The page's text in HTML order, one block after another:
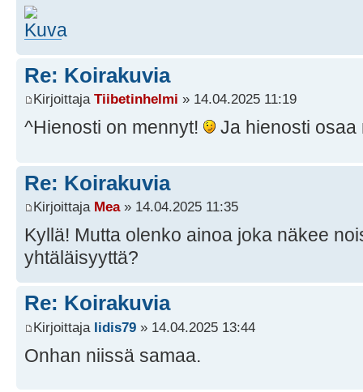
Re: Koirakuvia
Kirjoittaja Tiibetinhelmi » 14.04.2025 11:19
^Hienosti on mennyt! Ja hienosti
Re: Koirakuvia
Kirjoittaja Mea» 14.04.2025 11:35
Kyllä! Mutta olenko ainoa joka näkee
yhtäläisyyttä?
Re: Koirakuvia
Kirjoittaja Iidis79 » 14.04.2025 13:44
Onhan niissä samaa.